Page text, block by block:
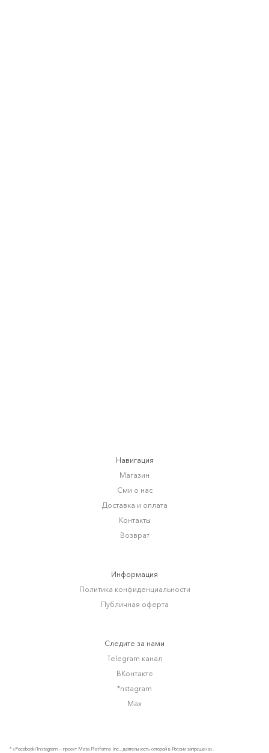
Навигация
Магазин
Сми о нас
Доставка и оплата
Контакты
Возврат
Информация
Политика конфиденциальности
Публичная оферта
Следите за нами
Telegram канал
ВКонтакте
*nstagram
Max
* «Facebook/Instagram — проект Meta Platforms Inc., деятельность которой в России запрещена».